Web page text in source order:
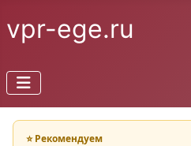
vpr-ege.ru
⭐ Рекомендуем